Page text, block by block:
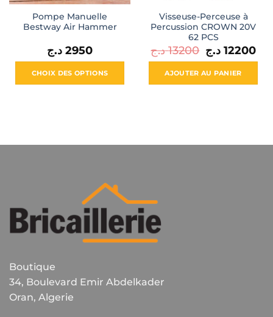
Pompe Manuelle
Bestway Air Hammer
2950 د.ج
CHOIX DES OPTIONS
choisies
sur
la
page
Visseuse-Perceuse à
Percussion CROWN 20V
62 PCS
13200 د.ج
Le
prix
initial
était :
12200 د.ج
Le
prix
AJOUTER AU PANIER
Boutique
34, Boulevard Emir Abdelkader
Oran, Algerie